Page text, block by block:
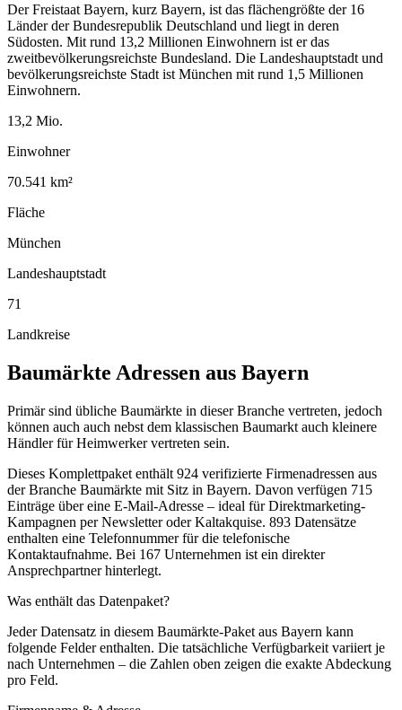
Der Freistaat Bayern, kurz Bayern, ist das flächengrößte der 16
Länder der Bundesrepublik Deutschland und liegt in deren
Südosten. Mit rund 13,2 Millionen Einwohnern ist er das
zweitbevölkerungsreichste Bundesland. Die Landeshauptstadt und
bevölkerungsreichste Stadt ist München mit rund 1,5 Millionen
Einwohnern.
13,2 Mio.
Einwohner
70.541 km²
Fläche
München
Landeshauptstadt
71
Landkreise
Baumärkte Adressen aus Bayern
Primär sind übliche Baumärkte in dieser Branche vertreten, jedoch
können auch auch nebst dem klassischen Baumarkt auch kleinere
Händler für Heimwerker vertreten sein.
Dieses Komplettpaket enthält 924 verifizierte Firmenadressen aus
der Branche Baumärkte mit Sitz in Bayern. Davon verfügen 715
Einträge über eine E-Mail-Adresse – ideal für Direktmarketing-
Kampagnen per Newsletter oder Kaltakquise. 893 Datensätze
enthalten eine Telefonnummer für die telefonische
Kontaktaufnahme. Bei 167 Unternehmen ist ein direkter
Ansprechpartner hinterlegt.
Was enthält das Datenpaket?
Jeder Datensatz in diesem Baumärkte-Paket aus Bayern kann
folgende Felder enthalten. Die tatsächliche Verfügbarkeit variiert je
nach Unternehmen – die Zahlen oben zeigen die exakte Abdeckung
pro Feld.